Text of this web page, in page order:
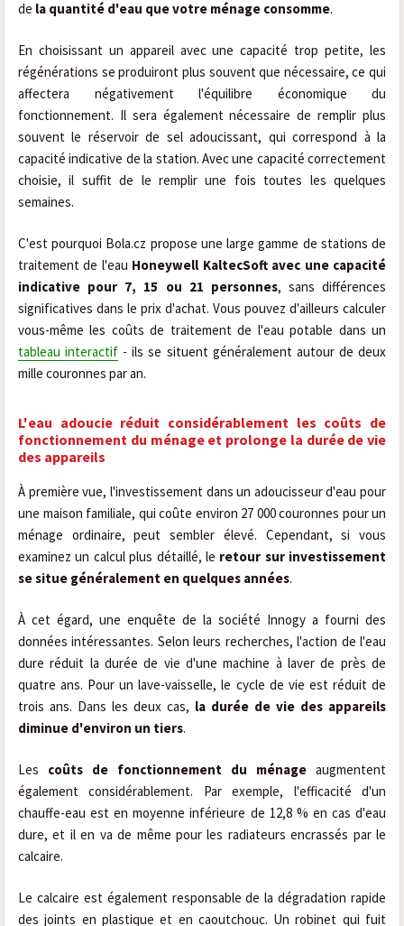
de la quantité d'eau que votre ménage consomme.
En choisissant un appareil avec une capacité trop petite, les
régénérations se produiront plus souvent que nécessaire, ce qui
affectera négativement l'équilibre économique du
fonctionnement. Il sera également nécessaire de remplir plus
souvent le réservoir de sel adoucissant, qui correspond à la
capacité indicative de la station. Avec une capacité correctement
choisie, il suffit de le remplir une fois toutes les quelques
semaines.
C'est pourquoi Bola.cz propose une large gamme de stations de
traitement de l'eau Honeywell KaltecSoft avec une capacité
indicative pour 7, 15 ou 21 personnes, sans différences
significatives dans le prix d'achat. Vous pouvez d'ailleurs calculer
vous-même les coûts de traitement de l'eau potable dans un
tableau interactif - ils se situent généralement autour de deux
mille couronnes par an.
L'eau adoucie réduit considérablement les coûts de
fonctionnement du ménage et prolonge la durée de vie
des appareils
À première vue, l'investissement dans un adoucisseur d'eau pour
une maison familiale, qui coûte environ 27 000 couronnes pour un
ménage ordinaire, peut sembler élevé. Cependant, si vous
examinez un calcul plus détaillé, le retour sur investissement
se situe généralement en quelques années.
À cet égard, une enquête de la société Innogy a fourni des
données intéressantes. Selon leurs recherches, l'action de l'eau
dure réduit la durée de vie d'une machine à laver de près de
quatre ans. Pour un lave-vaisselle, le cycle de vie est réduit de
trois ans. Dans les deux cas, la durée de vie des appareils
diminue d'environ un tiers.
Les coûts de fonctionnement du ménage augmentent
également considérablement. Par exemple, l'efficacité d'un
chauffe-eau est en moyenne inférieure de 12,8 % en cas d'eau
dure, et il en va de même pour les radiateurs encrassés par le
calcaire.
Le calcaire est également responsable de la dégradation rapide
des joints en plastique et en caoutchouc. Un robinet qui fuit